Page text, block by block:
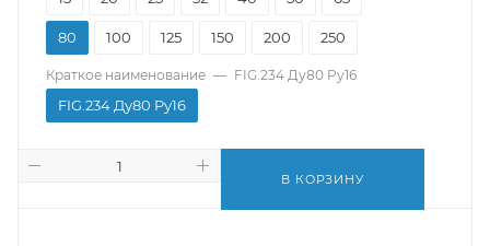
80 100 125 150 200 250
Краткое наименование — FIG.234 Ду80 Pу16
FIG.234 Ду80 Pу16
В КОРЗИНУ